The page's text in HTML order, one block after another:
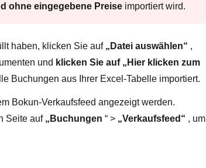
ohne eingegebene Preise importiert wird.
haben, klicken Sie auf „Datei auswählen“ ,
und klicken Sie auf „Hier klicken zum
Buchungen aus Ihrer Excel-Tabelle importiert.
Bokun-Verkaufsfeed angezeigt werden.
Seite auf „Buchungen “ > „Verkaufsfeed“ , um